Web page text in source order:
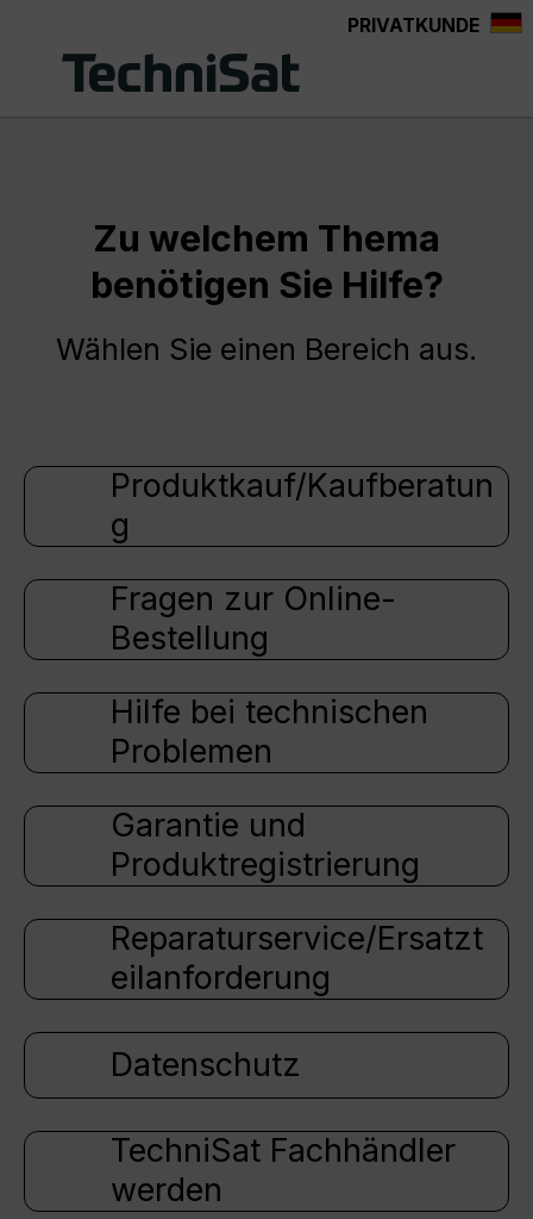
PRIVATKUNDE
Zu welchem Thema
benötigen Sie Hilfe?
Wählen Sie einen Bereich aus.
Produktkauf/Kaufberatun
g
Fragen zur Online-
Bestellung
Hilfe bei technischen
Problemen
Garantie und
Produktregistrierung
Reparaturservice/Ersatzt
eilanforderung
Datenschutz
TechniSat Fachhändler
werden